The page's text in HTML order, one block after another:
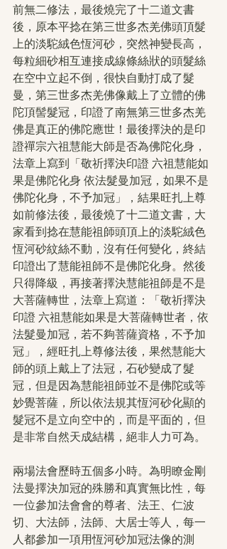
前無二修法，最後燒完了十二道文書
後，原本平捻在第三世多杰羌佛頭頂髮
上的淡駝絨色恆河砂，突然神變長高，
每粒細砂相互連接成線條絲狀的頭髮絲
在空中立起不倒，很快自動打成了髮
曼，第三世多杰羌佛像戴上了立體的佛
陀頂髻髮冠，印證了南無第三世多杰羌
佛是真正的佛陀應世！最後擇決的是印
證禪宗六祖慧能大師是否為佛陀化身，
法章上寫到「敬祈擇決印證 六祖慧能如
果是佛陀化身 依法髮曼加冠，如果不是
佛陀化身，不予加冠」，結果旺扎上尊
如前修法後，最後燒了十二道文書，大
家看到捻在慧能祖師頭頂上的淡駝絨色
恆河砂紋絲不動，沒有任何變化，終結
印證出了慧能祖師不是佛陀化身。然後
只得降級，再接著擇決慧能祖師是不是
大菩薩轉世，法章上寫道：「敬祈擇決
印證 六祖慧能如果是大菩薩轉世者，依
法髮曼加冠，若不夠菩薩資格，不予加
冠」，經旺扎上尊修法後，果然慧能大
師的頭上戴上了法冠，石砂變成了髮
冠，但是因為慧能祖師並不是佛陀或等
妙覺菩薩，所以依法規其恆河砂化顯的
髮冠不是立向空中的，而是平面的，但
是非常自然天成結構，絕非人力可為。
兩場法會歷時五個多小時。為明瞭金剛
法曼擇決加冠的殊勝和真實無比性，每
一位參加法會會的尊者、法王、仁波
切、大法師，法師、大居士等人，每一
人都參加一項用恆河砂加冠法像的測